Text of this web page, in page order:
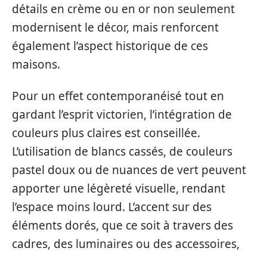
détails en crème ou en or non seulement
modernisent le décor, mais renforcent
également l’aspect historique de ces
maisons.
Pour un effet contemporanéisé tout en
gardant l’esprit victorien, l’intégration de
couleurs plus claires est conseillée.
L’utilisation de blancs cassés, de couleurs
pastel doux ou de nuances de vert peuvent
apporter une légèreté visuelle, rendant
l’espace moins lourd. L’accent sur des
éléments dorés, que ce soit à travers des
cadres, des luminaires ou des accessoires,